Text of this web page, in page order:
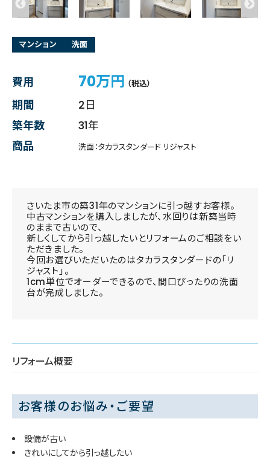
マンション 洗面
費用 70万円 （税込）
期間
2日
築年数
31年
商品
洗面：タカラスタンダード リジャスト
さいたま市の築31年のマンションに引っ越すお客様。
中古マンションを購入しましたが、水回りは新築当時
のままで古いので、
新しくしてから引っ越したいとリフォームのご相談をい
ただきました。
今回お選びいただいたのはタカラスタンダードの「リ
ジャスト」。
1cm単位でオーダーできるので、間口ぴったりの洗面
台が完成しました。
リフォーム概要
お客様のお悩み・ご要望
設備が古い
きれいにしてから引っ越したい